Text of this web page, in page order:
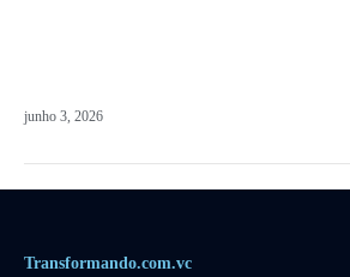
junho 3, 2026
Transformando.com.vc